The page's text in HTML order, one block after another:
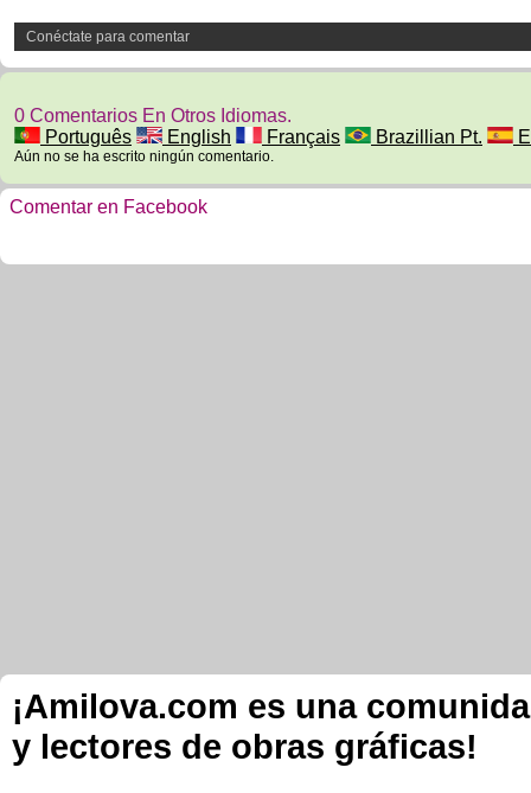
Conéctate para comentar
0 Comentarios En Otros Idiomas.
Português
English Français Brazillian Pt.
Aún no se ha escrito ningún comentario.
Comentar en Facebook
¡Amilova.com es una
y lectores de obras gráficas!